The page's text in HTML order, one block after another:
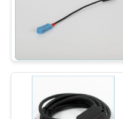
CITAÇÕES
NOTÍCIA
Sensor
capacitivo